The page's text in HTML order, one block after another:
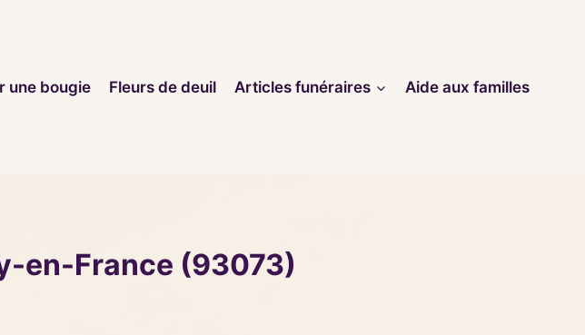
une bougie Fleurs de deuil Articles funéraires Aide aux familles
en-France (93073)